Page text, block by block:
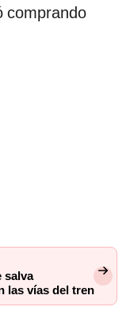
comprando
salva
las vías del tren